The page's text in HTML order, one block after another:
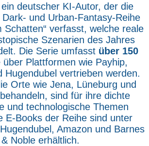
deutscher KI-Autor, der die
und Urban-Fantasy-Reihe
Schatten“ verfasst, welche reale
Szenarien des Jahres
Die Serie umfasst über 150
über Plattformen wie Payhip,
Hugendubel vertrieben werden.
Orte wie Jena, Lüneburg und
sind für ihre dichte
und technologische Themen
E-Books der Reihe sind unter
Amazon und Barnes
& Noble erhältlich.